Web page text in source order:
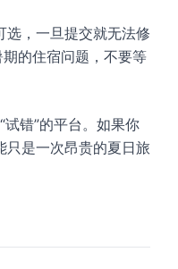
选，一旦提交就无法修
的住宿问题，不要等
试错”的平台。如果你
只是一次昂贵的夏日旅